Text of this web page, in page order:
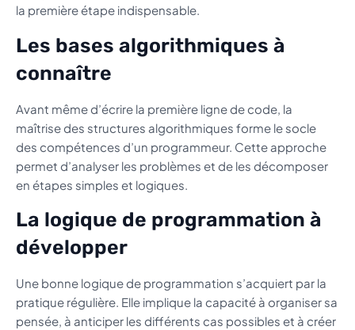
la première étape indispensable.
Les bases algorithmiques à
connaître
Avant même d’écrire la première ligne de code, la
maîtrise des structures algorithmiques forme le socle
des compétences d’un programmeur. Cette approche
permet d’analyser les problèmes et de les décomposer
en étapes simples et logiques.
La logique de programmation à
développer
Une bonne logique de programmation s’acquiert par la
pratique régulière. Elle implique la capacité à organiser sa
pensée, à anticiper les différents cas possibles et à créer